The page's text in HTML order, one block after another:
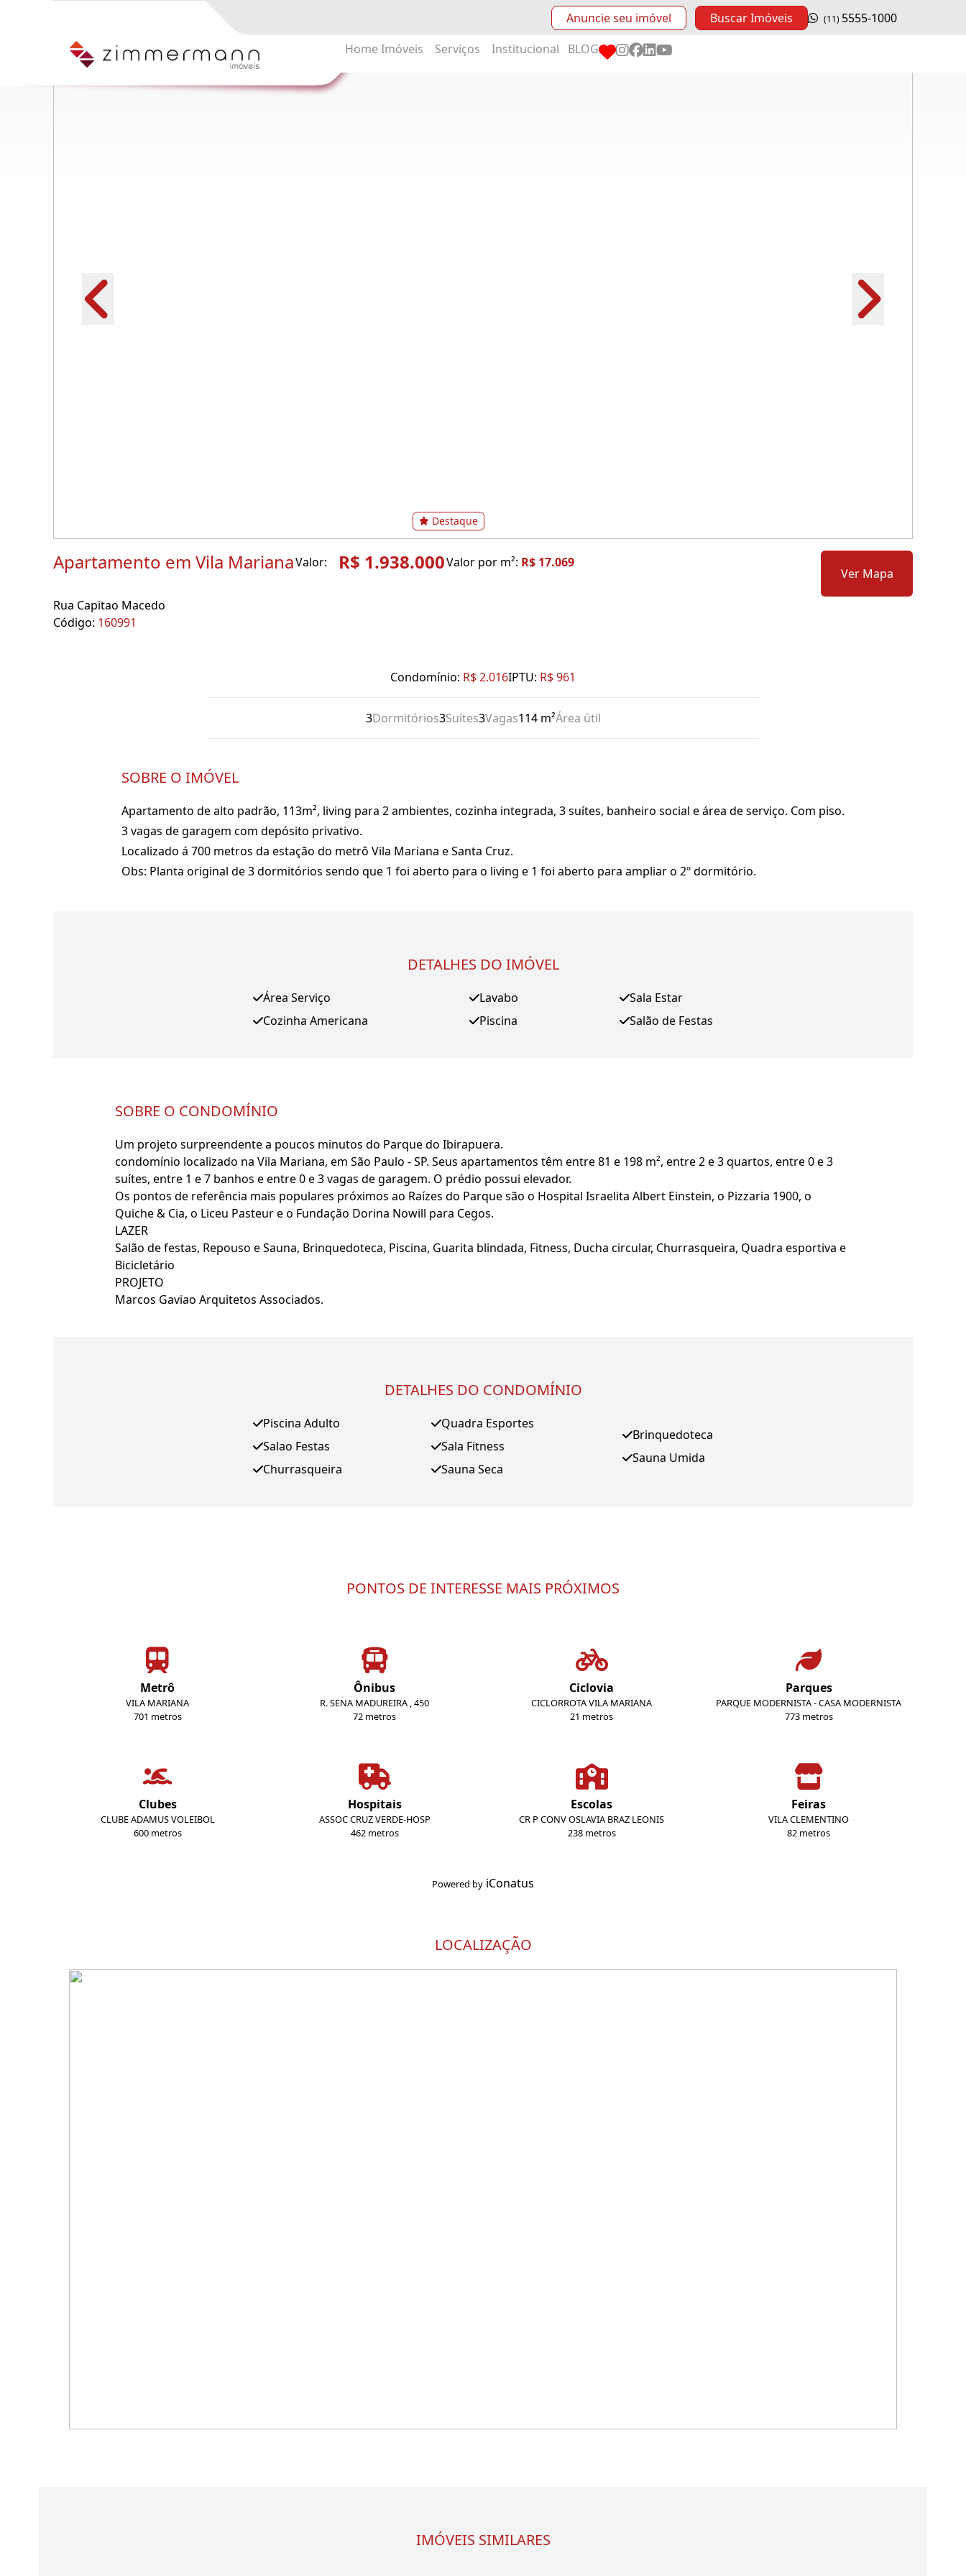
Anuncie seu imóvel Buscar Imóveis (11) 5555-1000
Home Imóveis Serviços Institucional BLOG
Destaque
Apartamento em Vila MarianaValor: R$ 1.938.000Valor por m²: R$ 17.069
Rua Capitao Macedo
Código: 160991
Ver Mapa
Condomínio: R$ 2.016IPTU: R$ 961
3Dormitórios3Suítes3Vagas114 m²Área útil
SOBRE O IMÓVEL
Apartamento de alto padrão, 113m², living para 2 ambientes, cozinha integrada, 3 suítes, banheiro social e área de serviço. Com piso.
3 vagas de garagem com depósito privativo.
Localizado á 700 metros da estação do metrô Vila Mariana e Santa Cruz.
Obs: Planta original de 3 dormitórios sendo que 1 foi aberto para o living e 1 foi aberto para ampliar o 2º dormitório.
DETALHES DO IMÓVEL
Área Serviço
Cozinha Americana
Lavabo
Piscina
Sala Estar
Salão de Festas
SOBRE O CONDOMÍNIO
Um projeto surpreendente a poucos minutos do Parque do Ibirapuera.
condomínio localizado na Vila Mariana, em São Paulo - SP. Seus apartamentos têm entre 81 e 198 m², entre 2 e 3 quartos, entre 0 e 3
suítes, entre 1 e 7 banhos e entre 0 e 3 vagas de garagem. O prédio possui elevador.
Os pontos de referência mais populares próximos ao Raízes do Parque são o Hospital Israelita Albert Einstein, o Pizzaria 1900, o
Quiche & Cia, o Liceu Pasteur e o Fundação Dorina Nowill para Cegos.
LAZER
Salão de festas, Repouso e Sauna, Brinquedoteca, Piscina, Guarita blindada, Fitness, Ducha circular, Churrasqueira, Quadra esportiva e
Bicicletário
PROJETO
Marcos Gaviao Arquitetos Associados.
DETALHES DO CONDOMÍNIO
Piscina Adulto
Salao Festas
Churrasqueira
Quadra Esportes
Sala Fitness
Sauna Seca
Brinquedoteca
Sauna Umida
PONTOS DE INTERESSE MAIS PRÓXIMOS
Metrô
VILA MARIANA
701 metros
Ônibus
R. SENA MADUREIRA , 450
72 metros
Ciclovia
CICLORROTA VILA MARIANA
21 metros
Parques
PARQUE MODERNISTA - CASA MODERNISTA
773 metros
Clubes
CLUBE ADAMUS VOLEIBOL
600 metros
Hospitais
ASSOC CRUZ VERDE-HOSP
462 metros
Escolas
CR P CONV OSLAVIA BRAZ LEONIS
238 metros
Feiras
VILA CLEMENTINO
82 metros
Powered by iConatus
LOCALIZAÇÃO
IMÓVEIS SIMILARES